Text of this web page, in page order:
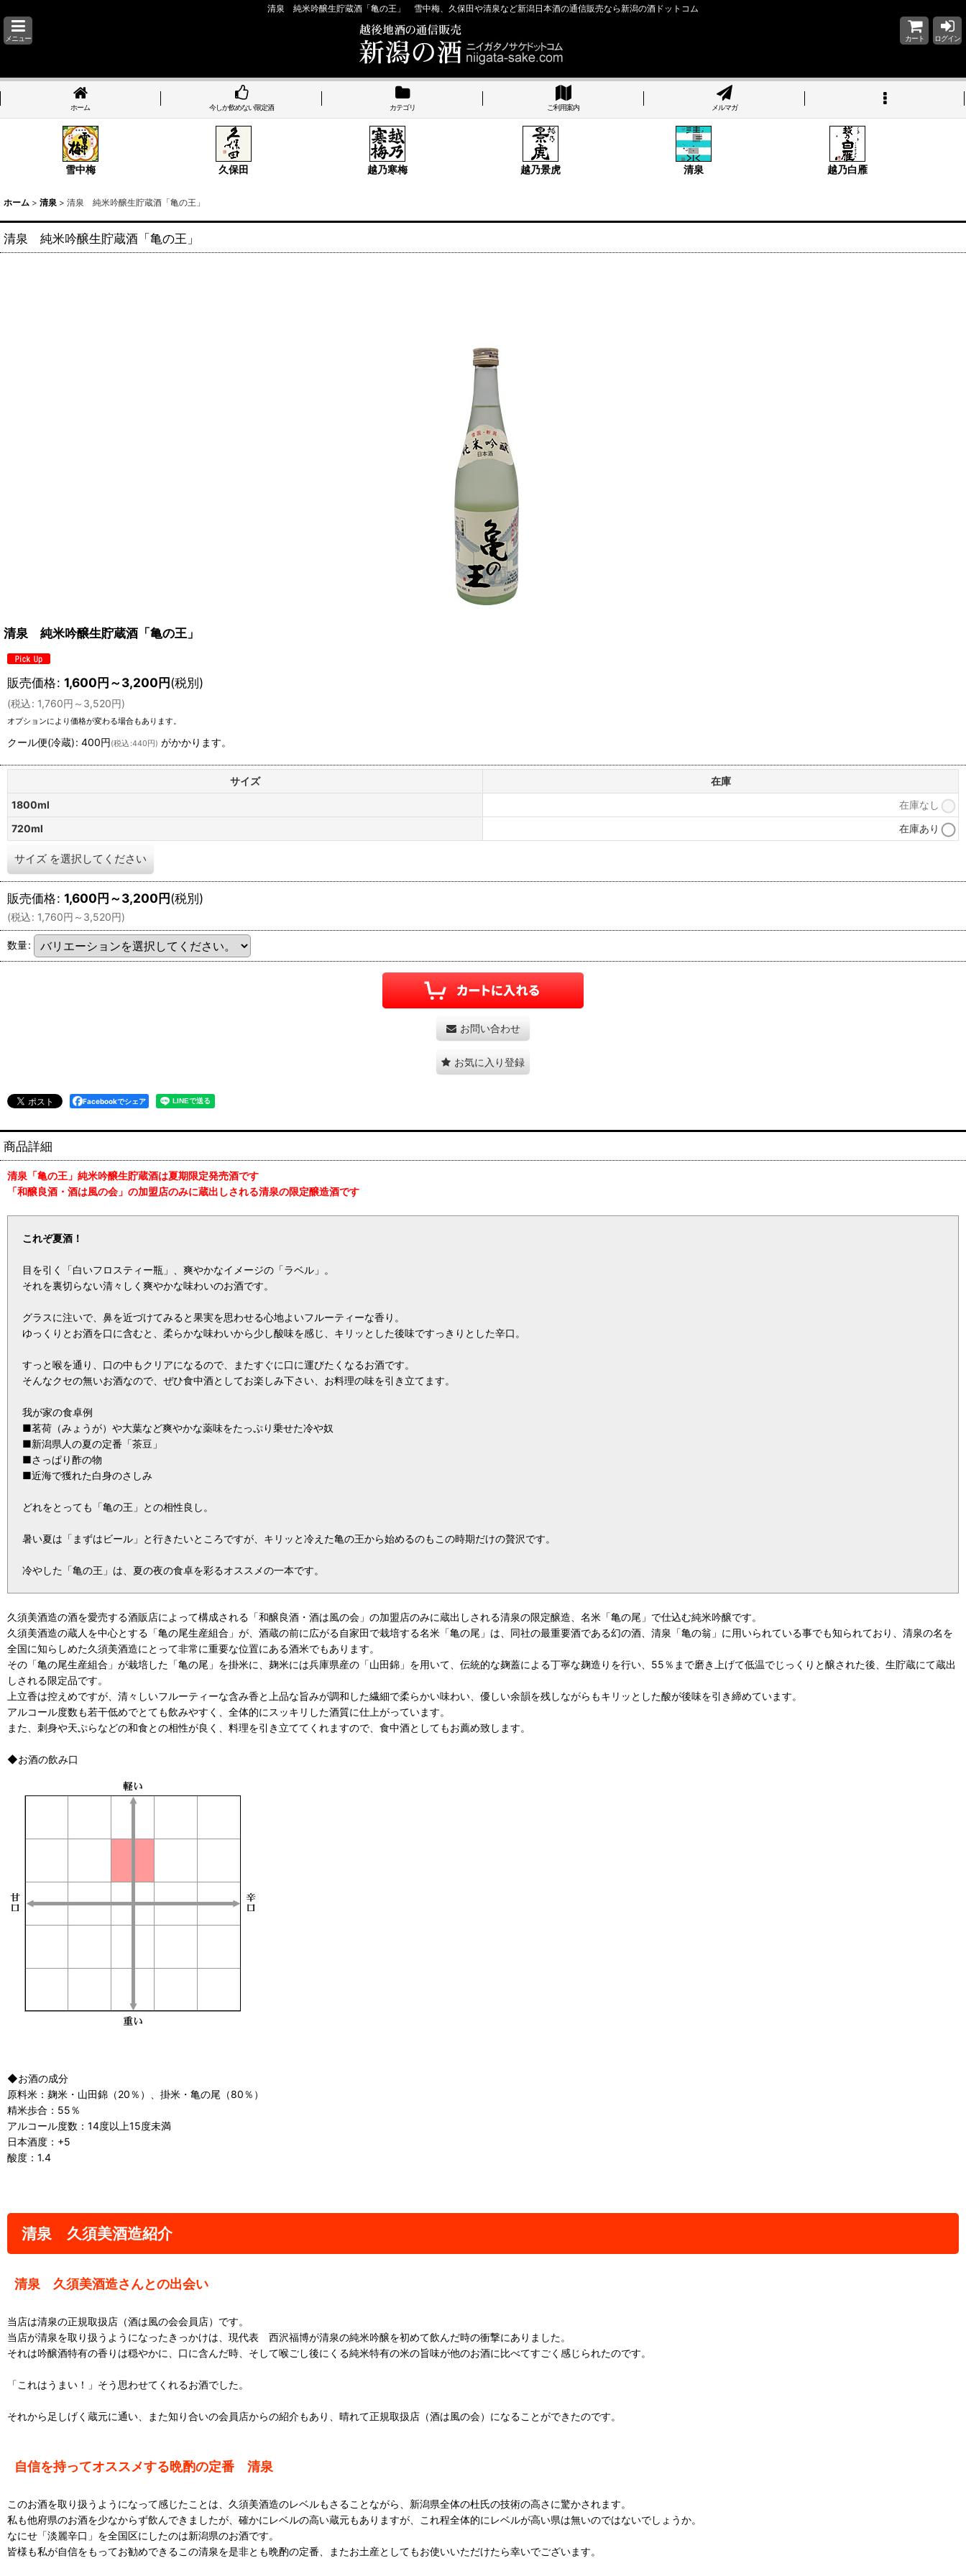
清泉 純米吟醸生貯蔵酒「亀の王」 雪中梅、久保田や清泉など新潟日本酒の通信販売なら新潟の酒ドットコム
メニュー カート ログイン
ホーム 今しか飲めない限定酒 カテゴリ ご利用案内 メルマガ
雪中梅 久保田 越乃寒梅 越乃景虎 清泉 越乃白雁
ホーム > 清泉 > 清泉 純米吟醸生貯蔵酒「亀の王」
清泉 純米吟醸生貯蔵酒「亀の王」
清泉 純米吟醸生貯蔵酒「亀の王」
販売価格: 1,600円～3,200円(税別)
(税込: 1,760円 ～3,520円)
オプションにより価格が変わる場合もあります。
クール便(冷蔵): 400円(税込 :440円) がかかります。
サイズ
在庫
1800ml
在庫なし
720ml
在庫あり
サイズ を選択してください
販売価格: 1,600円～3,200円(税別)
(税込: 1,760円 ～3,520円)
数量:
お問い合わせ
お気に入り登録
Facebookでシェア
商品詳細
清泉「亀の王」純米吟醸生貯蔵酒は夏期限定発売酒です
「和醸良酒・酒は風の会」の加盟店のみに蔵出しされる清泉の限定醸造酒です
これぞ夏酒！
目を引く「白いフロスティー瓶」、爽やかなイメージの「ラベル」。
それを裏切らない清々しく爽やかな味わいのお酒です。
グラスに注いで、鼻を近づけてみると果実を思わせる心地よいフルーティーな香り。
ゆっくりとお酒を口に含むと、柔らかな味わいから少し酸味を感じ、キリッとした後味ですっきりとした辛口。
すっと喉を通り、口の中もクリアになるので、またすぐに口に運びたくなるお酒です。
そんなクセの無いお酒なので、ぜひ食中酒としてお楽しみ下さい、お料理の味を引き立てます。
我が家の食卓例
■茗荷（みょうが）や大葉など爽やかな薬味をたっぷり乗せた冷や奴
■新潟県人の夏の定番「茶豆」
■さっぱり酢の物
■近海で獲れた白身のさしみ
どれをとっても「亀の王」との相性良し。
暑い夏は「まずはビール」と行きたいところですが、キリッと冷えた亀の王から始めるのもこの時期だけの贅沢です。
冷やした「亀の王」は、夏の夜の食卓を彩るオススメの一本です。
久須美酒造の酒を愛売する酒販店によって構成される「和醸良酒・酒は風の会」の加盟店のみに蔵出しされる清泉の限定醸造、名米「亀の尾」で仕込む純米吟醸です。
久須美酒造の蔵人を中心とする「亀の尾生産組合」が、酒蔵の前に広がる自家田で栽培する名米「亀の尾」は、同社の最重要酒である幻の酒、清泉「亀の翁」に用いられている事でも知られており、清泉の名を
全国に知らしめた久須美酒造にとって非常に重要な位置にある酒米でもあります。
その「亀の尾生産組合」が栽培した「亀の尾」を掛米に、麹米には兵庫県産の「山田錦」を用いて、伝統的な麹蓋による丁寧な麹造りを行い、55％まで磨き上げて低温でじっくりと醸された後、生貯蔵にて蔵出
しされる限定品です。
上立香は控えめですが、清々しいフルーティーな含み香と上品な旨みが調和した繊細で柔らかい味わい、優しい余韻を残しながらもキリッとした酸が後味を引き締めています。
アルコール度数も若干低めでとても飲みやすく、全体的にスッキリした酒質に仕上がっています。
また、刺身や天ぷらなどの和食との相性が良く、料理を引き立ててくれますので、食中酒としてもお薦め致します。
◆お酒の飲み口
◆お酒の成分
原料米：麹米・山田錦（20％）、掛米・亀の尾（80％）
精米歩合：55％
アルコール度数：14度以上15度未満
日本酒度：+5
酸度：1.4
清泉 久須美酒造紹介
清泉 久須美酒造さんとの出会い
当店は清泉の正規取扱店（酒は風の会会員店）です。
当店が清泉を取り扱うようになったきっかけは、現代表 西沢福博が清泉の純米吟醸を初めて飲んだ時の衝撃にありました。
それは吟醸酒特有の香りは穏やかに、口に含んだ時、そして喉ごし後にくる純米特有の米の旨味が他のお酒に比べてすごく感じられたのです。
「これはうまい！」そう思わせてくれるお酒でした。
それから足しげく蔵元に通い、また知り合いの会員店からの紹介もあり、晴れて正規取扱店（酒は風の会）になることができたのです。
自信を持ってオススメする晩酌の定番 清泉
このお酒を取り扱うようになって感じたことは、久須美酒造のレベルもさることながら、新潟県全体の杜氏の技術の高さに驚かされます。
私も他府県のお酒を少なからず飲んできましたが、確かにレベルの高い蔵元もありますが、これ程全体的にレベルが高い県は無いのではないでしょうか。
なにせ「淡麗辛口」を全国区にしたのは新潟県のお酒です。
皆様も私が自信をもってお勧めできるこの清泉を是非とも晩酌の定番、またお土産としてもお使いいただけたら幸いでございます。